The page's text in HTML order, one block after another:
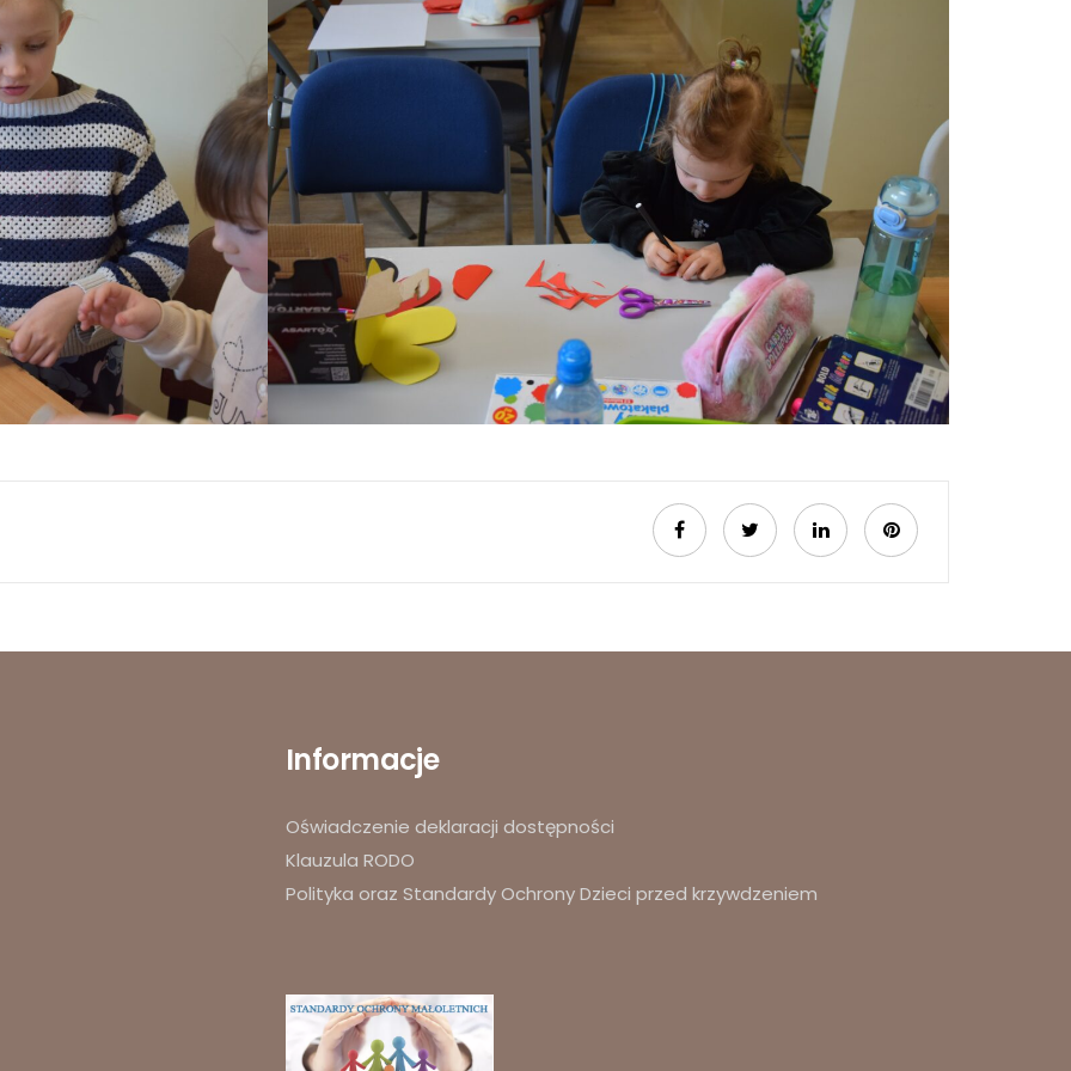
Informacje
Oświadczenie deklaracji dostępności
Klauzula RODO
Polityka oraz Standardy Ochrony Dzieci przed krzywdzeniem